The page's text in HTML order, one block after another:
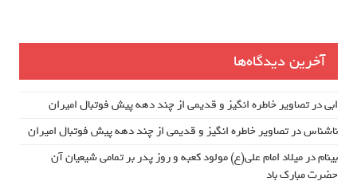
آخرین دیدگاه‌ها
ابیدر تصاویر خاطره انگیز و قدیمی از چند دهه پیش فوتبال امیران
ناشناسدر تصاویر خاطره انگیز و قدیمی از چند دهه پیش فوتبال امیران
بینامدر میلاد امام علی(ع) مولود کعبه و روز پدر بر تمامی شیعیان آن
حضرت مبارک باد